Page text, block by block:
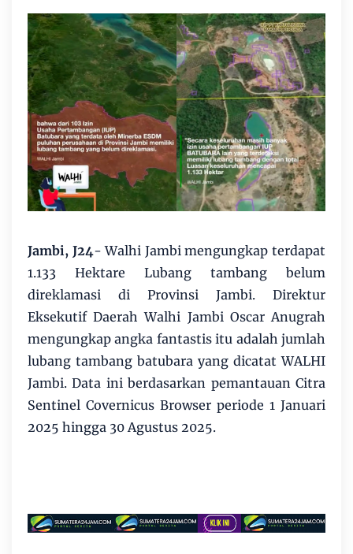
Jambi, J24- Walhi Jambi mengungkap terdapat
1.133 Hektare Lubang tambang belum
direklamasi di Provinsi Jambi. Direktur
Eksekutif Daerah Walhi Jambi Oscar Anugrah
mengungkap angka fantastis itu adalah jumlah
lubang tambang batubara yang dicatat WALHI
Jambi. Data ini berdasarkan pemantauan Citra
Sentinel Covernicus Browser periode 1 Januari
2025 hingga 30 Agustus 2025.